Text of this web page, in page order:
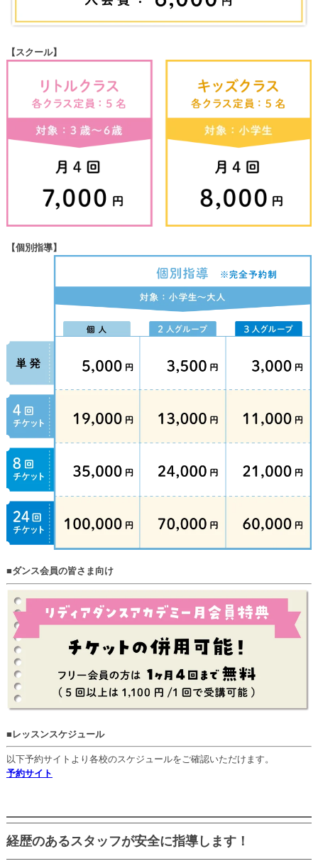
【スクール】
【個別指導】
■ダンス会員の皆さま向け
■レッスンスケジュール
以下予約サイトより各校のスケジュールをご確認いただけます。
予約サイト
経歴のあるスタッフが安全に指導します！